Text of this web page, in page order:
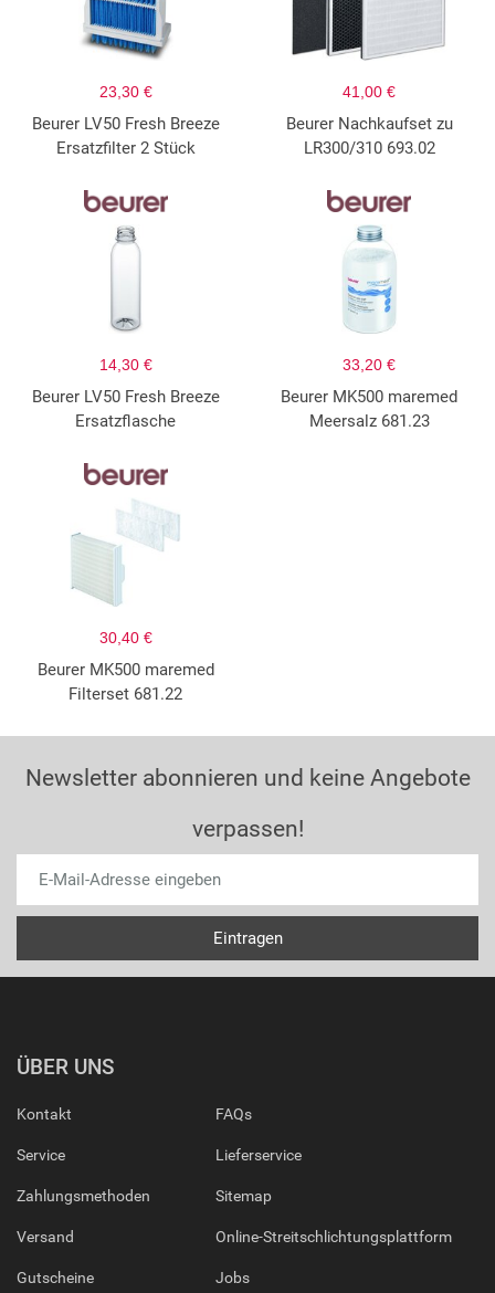
23,30 €
Beurer LV50 Fresh Breeze
Ersatzfilter 2 Stück
41,00 €
Beurer Nachkaufset zu
LR300/310 693.02
14,30 €
Beurer LV50 Fresh Breeze
Ersatzflasche
33,20 €
Beurer MK500 maremed
Meersalz 681.23
30,40 €
Beurer MK500 maremed
Filterset 681.22
Newsletter abonnieren und keine Angebote
verpassen!
ÜBER UNS
Kontakt
Service
Zahlungsmethoden
Versand
Gutscheine
FAQs
Lieferservice
Sitemap
Online-Streitschlichtungsplattform
Jobs